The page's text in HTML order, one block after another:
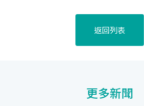
返回列表
更多新聞